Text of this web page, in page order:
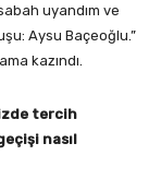
uyandım ve
Aysu Baçeoğlu.”
kazındı.
tercih
nasıl